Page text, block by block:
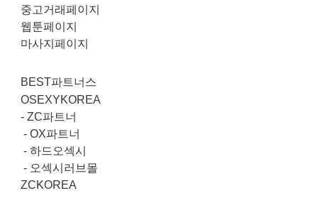
중고거래페이지
웹툰페이지
마사지페이지
BEST파트너스
OSEXYKOREA
-ZC파트너
-OX파트너
-하드오섹시
- 오섹시러브몰
ZCKOREA